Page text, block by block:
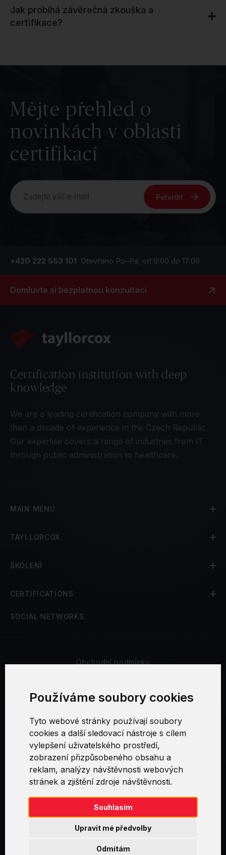
Používáme soubory cookies
Tyto webové stránky používají soubory
cookies a další sledovací nástroje s cílem
vylepšení uživatelského prostředí,
zobrazení přizpůsobeného obsahu a
reklam, analýzy návštěvnosti webových
stránek a zjištění zdroje návštěvnosti.
Souhlasím
Odmítám
Upravit mé předvolby
Jak probíhá závěrečná zkouška a
certifikace?
Mějte přehled o
novinkách v oblasti
certifikací
Potvrdit
+420 222 553 101 Otevřeno Po–Pá, od 9:00 do 17:00
Domluvte si bezplatnou konzultaci
Certification institution with deep
knowledge
We are a leading certification company with more
than a decade of experience in the Czech Republic.
Our expertise covers a range of industries from IT
through public administration to healthcare.
MAIN MENU
TAYLLORCOX
ŠKOLENÍ
CERTIFICATIONS
SOCIAL NETWORKS
Obchodní podmínky
Nastavení cookies
Swirl logoTM je ochranná známka společnosti AXELOS Limited. ITIL®
je registrovanou ochrannou známkou AXELOS Limited. PRINCE2® je
registrovanou ochrannou známkou AXELOS Limited. MSP® je
registrovanou ochrannou známkou AXELOS Limited. RESILIA™ je
registrovanou ochrannou známkou AXELOS Limited & TAYLLORCOX
trade mark of AXELOS Limited. Copyright© AXELOS Limited 2009.